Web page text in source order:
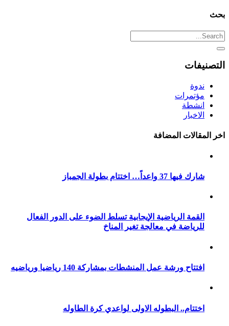
بحث
التصنيفات
ندوة
مؤتمرات
انشطة
الاخبار
اخر المقالات المضافة
شارك فيها 37 واعداً… اختتام بطولة الجمباز
القمة الرياضية الإيجابية تسلط الضوء على الدور الفعال
للرياضة في معالجة تغير المناخ
افتتاح ورشة عمل المنشطات بمشاركة 140 رياضيا ورياضيه
اختتام.. البطوله الاولى لواعدي كرة الطاوله